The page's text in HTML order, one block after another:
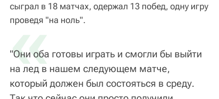
сыграл в 18 матчах, одержал 13 побед, одну игру
проведя "на ноль".
«
"Они оба готовы играть и смогли бы выйти
на лед в нашем следующем матче,
который должен был состояться в среду.